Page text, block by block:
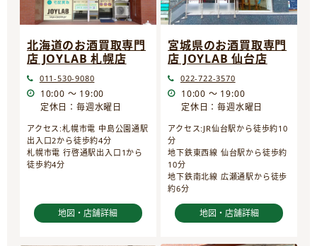
北海道のお酒買取専門
店 JOYLAB 札幌店
011-530-9080
10:00 ～ 19:00
定休日：毎週水曜日
アクセス:札幌市電 中島公園通駅
出入口2から徒歩約4分
札幌市電 行啓通駅出入口1から
徒歩約4分
地図・店舗詳細
宮城県のお酒買取専門
店 JOYLAB 仙台店
022-722-3570
10:00 ～ 19:00
定休日：毎週水曜日
アクセス:JR仙台駅から徒歩約10
分
地下鉄東西線 仙台駅から徒歩約
10分
地下鉄南北線 広瀬通駅から徒歩
約6分
地図・店舗詳細